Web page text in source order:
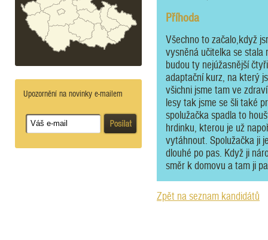
Upozornění na novinky e-mailem
Příhoda
Všechno to začalo,když
vysněná učitelka se stala
budou ty nejúžasnější
adaptační kurz, na který
všichni jsme tam ve
lesy tak jsme se šli také
spolužačka spadla to
hrdinku, kterou je už
vytáhnout. Spolužačka ji
dlouhé po pas. Když ji
směr k domovu a tam ji
Zpět na seznam kandidátů